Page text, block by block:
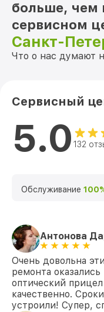
больше,
сервисном
Санкт-
Что о нас думают
Сервисный
5.0 132
Обслуживание
Антонова
Очень довольна
ремонта
оптический
качественно.
устроили! Супер,